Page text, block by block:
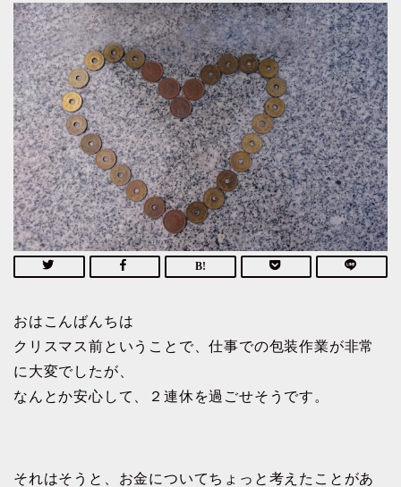
おはこんばんちは
クリスマス前ということで、仕事での包装作業が非常
に大変でしたが、
なんとか安心して、２連休を過ごせそうです。
それはそうと、お金についてちょっと考えたことがあ